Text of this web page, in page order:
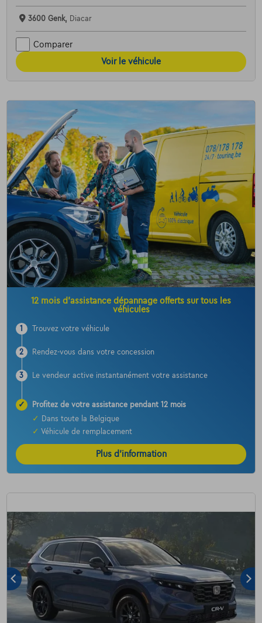
3600 Genk, Diacar
Comparer
Voir le véhicule
12 mois d’assistance dépannage offerts sur tous les
véhicules
1 Trouvez votre véhicule
2 Rendez-vous dans votre concession
3 Le vendeur active instantanément votre assistance
✓
Profitez de votre assistance pendant 12 mois
✓
Dans toute la Belgique
✓ Véhicule de remplacement
Plus d’information